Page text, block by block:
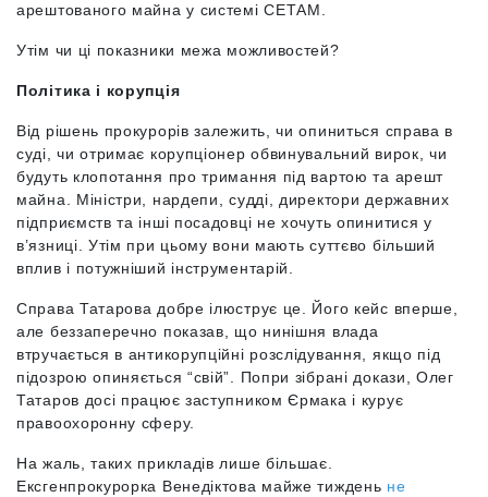
арештованого майна у системі СЕТАМ.
Утім чи ці показники межа можливостей?
Політика і корупція
Від рішень прокурорів залежить, чи опиниться справа в
суді, чи отримає корупціонер обвинувальний вирок, чи
будуть клопотання про тримання під вартою та арешт
майна. Міністри, нардепи, судді, директори державних
підприємств та інші посадовці не хочуть опинитися у
в’язниці. Утім при цьому вони мають суттєво більший
вплив і потужніший інструментарій.
Справа Татарова добре ілюструє це. Його кейс вперше,
але беззаперечно показав, що нинішня влада
втручається в антикорупційні розслідування, якщо під
підозрою опиняється “свій”. Попри зібрані докази, Олег
Татаров досі працює заступником Єрмака і курує
правоохоронну сферу.
На жаль, таких прикладів лише більшає.
Ексгенпрокурорка Венедіктова майже тиждень не